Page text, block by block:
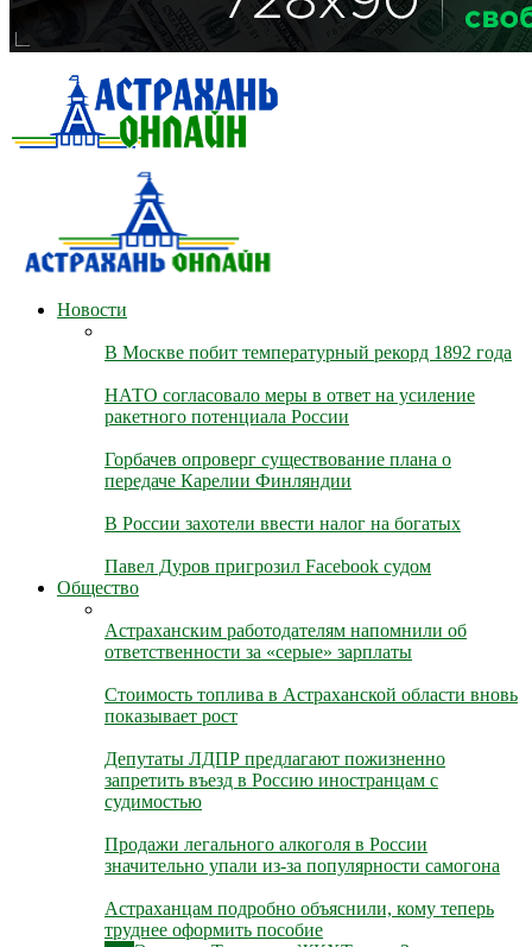
Новости
В Москве побит температурный рекорд 1892 года
НАТО согласовало меры в ответ на усиление
ракетного потенциала России
Горбачев опроверг существование плана о
передаче Карелии Финляндии
В России захотели ввести налог на богатых
Павел Дуров пригрозил Facebook судом
Общество
Астраханским работодателям напомнили об
ответственности за «серые» зарплаты
Стоимость топлива в Астраханской области вновь
показывает рост
Депутаты ЛДПР предлагают пожизненно
запретить въезд в Россию иностранцам с
судимостью
Продажи легального алкоголя в России
значительно упали из-за популярности самогона
Астраханцам подробно объяснили, кому теперь
труднее оформить пособие